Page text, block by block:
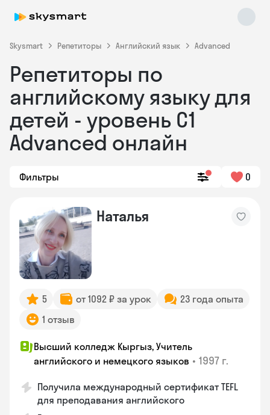
Skysmart Репетиторы Английский язык Advanced
Репетиторы по
английскому языку для
детей - уровень C1
Advanced онлайн
Фильтры 0
Наталья
5 от 1092 ₽ за урок
23 года опыта
1 отзыв
Высший колледж Кыргыз, Учитель
английского и немецкого языков • 1997 г.
Получила международный сертификат TEFL
для преподавания английского